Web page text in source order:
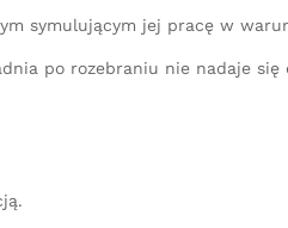
symulującym jej pracę w
po rozebraniu nie nadaje się